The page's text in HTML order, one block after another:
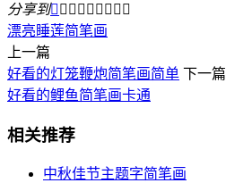
分享到        
漂亮睡莲简笔画
上一篇
好看的灯笼鞭炮简笔画简单 下一篇
好看的鲤鱼简笔画卡通
相关推荐
中秋佳节主题字简笔画